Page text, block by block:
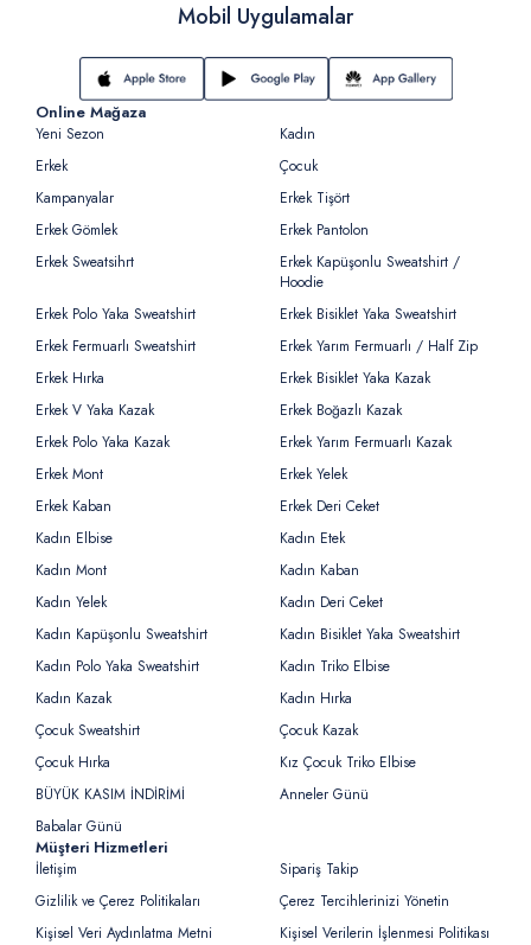
Mobil Uygulamalar
Online Mağaza
Yeni Sezon
Kadın
Erkek
Çocuk
Kampanyalar
Erkek Tişört
Erkek Gömlek
Erkek Pantolon
Erkek Sweatsihrt
Erkek Kapüşonlu Sweatshirt /
Hoodie
Erkek Polo Yaka Sweatshirt
Erkek Bisiklet Yaka Sweatshirt
Erkek Fermuarlı Sweatshirt
Erkek Yarım Fermuarlı / Half Zip
Erkek Hırka
Erkek Bisiklet Yaka Kazak
Erkek V Yaka Kazak
Erkek Boğazlı Kazak
Erkek Polo Yaka Kazak
Erkek Yarım Fermuarlı Kazak
Erkek Mont
Erkek Yelek
Erkek Kaban
Erkek Deri Ceket
Kadın Elbise
Kadın Etek
Kadın Mont
Kadın Kaban
Kadın Yelek
Kadın Deri Ceket
Kadın Kapüşonlu Sweatshirt
Kadın Bisiklet Yaka Sweatshirt
Kadın Polo Yaka Sweatshirt
Kadın Triko Elbise
Kadın Kazak
Kadın Hırka
Çocuk Sweatshirt
Çocuk Kazak
Çocuk Hırka
Kız Çocuk Triko Elbise
BÜYÜK KASIM İNDİRİMİ
Anneler Günü
Babalar Günü
Müşteri Hizmetleri
İletişim
Sipariş Takip
Gizlilik ve Çerez Politikaları
Çerez Tercihlerinizi Yönetin
Kişisel Veri Aydınlatma Metni
Kişisel Verilerin İşlenmesi Politikası